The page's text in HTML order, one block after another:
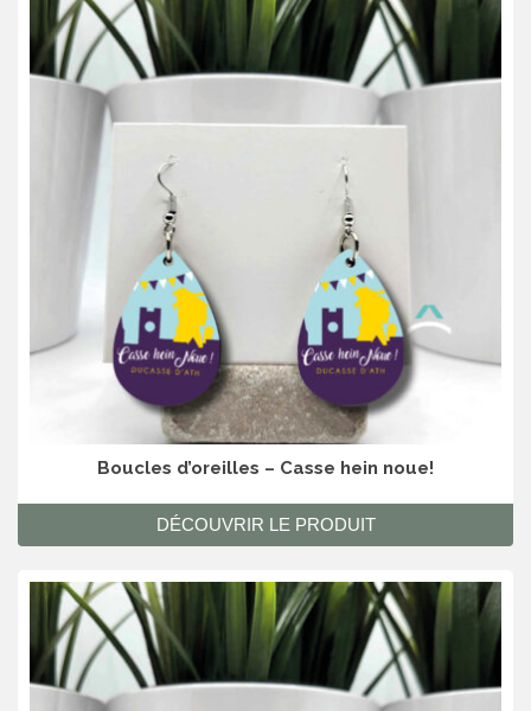
Boucles d’oreilles – Casse hein noue!
DÉCOUVRIR LE PRODUIT